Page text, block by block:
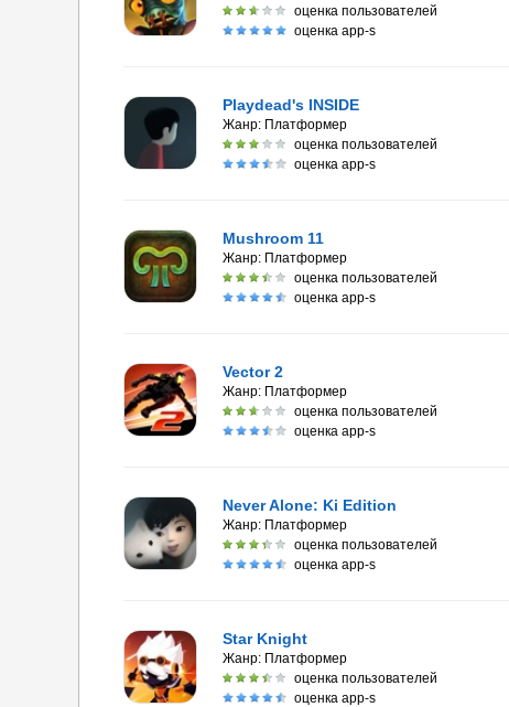
оценка пользователей
оценка app-s
Playdead's INSIDE
Жанр: Платформер
оценка пользователей
оценка app-s
Mushroom 11
Жанр: Платформер
оценка пользователей
оценка app-s
Vector 2
Жанр: Платформер
оценка пользователей
оценка app-s
Never Alone: Ki Edition
Жанр: Платформер
оценка пользователей
оценка app-s
Star Knight
Жанр: Платформер
оценка пользователей
оценка app-s